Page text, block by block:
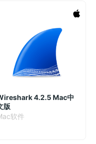
4.2.5 Mac中
版
软件